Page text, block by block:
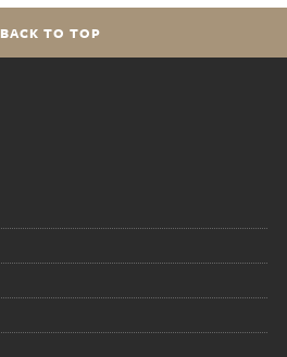
BACK TO TOP